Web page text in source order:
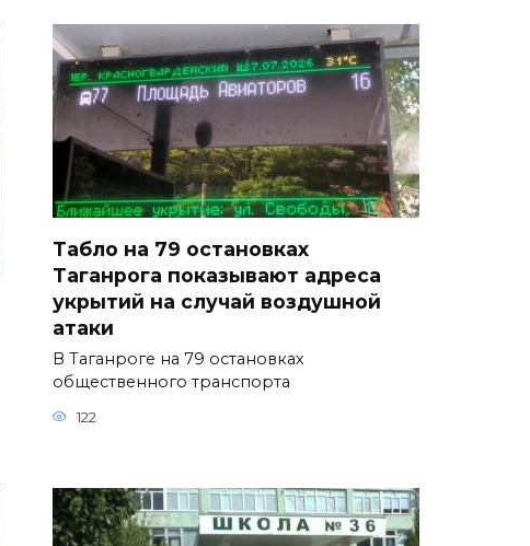
Табло на 79 остановках
Таганрога показывают адреса
укрытий на случай воздушной
атаки
В Таганроге на 79 остановках
общественного транспорта
122